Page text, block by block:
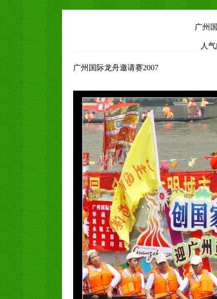
广州
人
广州国际龙舟邀请赛2007